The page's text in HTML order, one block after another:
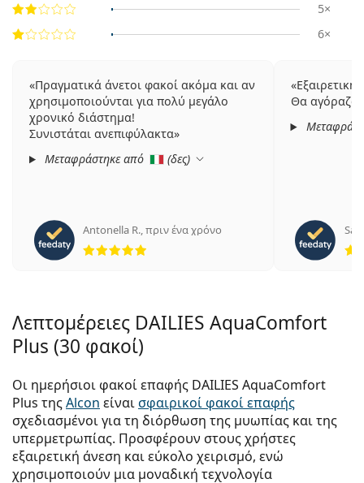
5×
6×
Πραγματικά άνετοι φακοί ακόμα και αν
χρησιμοποιούνται για πολύ μεγάλο
χρονικό διάστημα!
Συνιστάται ανεπιφύλακτα
Μεταφράστηκε από
(δες)
Antonella R.,πριν ένα χρόνο
5 αξιολογήσεις από 5
Εξαιρετική
Θα αγόραζα
Λεπτομέρειες DAILIES AquaComfort
Plus (30 φακοί)
Οι ημερήσιοι φακοί επαφής DAILIES AquaComfort
Plus τηςAlcon είναισφαιρικοί φακοί επαφής
σχεδιασμένοι για τη διόρθωση της μυωπίας και της
υπερμετρωπίας. Προσφέρουν στους χρήστες
εξαιρετική άνεση και εύκολο χειρισμό, ενώ
χρησιμοποιούν μια μοναδική τεχνολογία